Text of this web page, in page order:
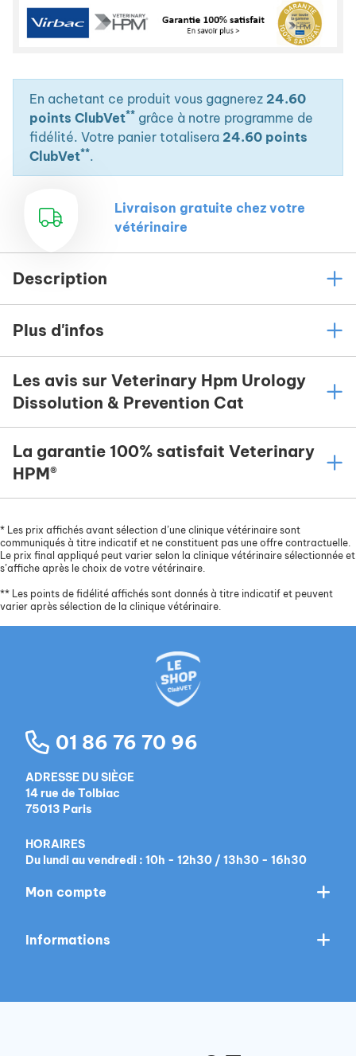
En achetant ce produit vous gagnerez 24.60
points ClubVet** grâce à notre programme de
fidélité. Votre panier totalisera 24.60 points
ClubVet**.
Livraison gratuite chez votre
vétérinaire
Description
Plus d'infos
Les avis sur Veterinary Hpm Urology
Dissolution & Prevention Cat
La garantie 100% satisfait Veterinary
HPM®
* Les prix affichés avant sélection d’une clinique vétérinaire sont
communiqués à titre indicatif et ne constituent pas une offre contractuelle.
Le prix final appliqué peut varier selon la clinique vétérinaire sélectionnée et
s’affiche après le choix de votre vétérinaire.
** Les points de fidélité affichés sont donnés à titre indicatif et peuvent
varier après sélection de la clinique vétérinaire.
01 86 76 70 96
ADRESSE DU SIÈGE
14 rue de Tolbiac
75013 Paris
HORAIRES
Du lundi au vendredi : 10h - 12h30 / 13h30 - 16h30
Mon compte
Informations